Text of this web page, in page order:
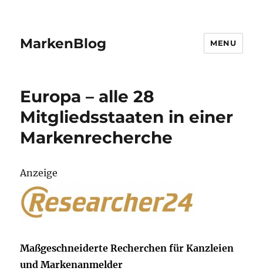
MarkenBlog MENU
Europa – alle 28
Mitgliedsstaaten in einer
Markenrecherche
Anzeige
Maßgeschneiderte Recherchen für Kanzleien
und Markenanmelder